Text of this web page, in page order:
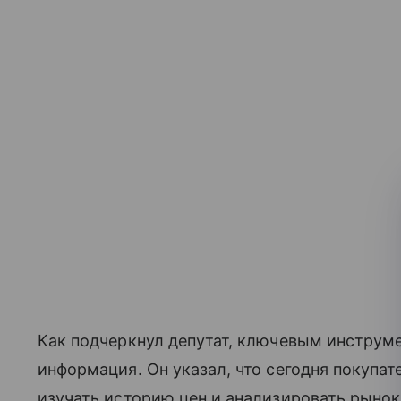
Как подчеркнул депутат, ключевым
информация. Он указал, что сегодня